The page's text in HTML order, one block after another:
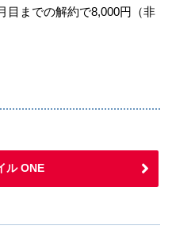
目までの解約で8,000円（非
ル ONE